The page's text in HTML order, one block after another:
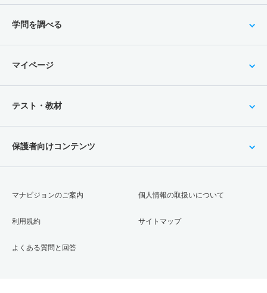
学問を調べる
マイページ
テスト・教材
保護者向けコンテンツ
マナビジョンのご案内
利用規約
よくある質問と回答
個人情報の取扱いについて
サイトマップ